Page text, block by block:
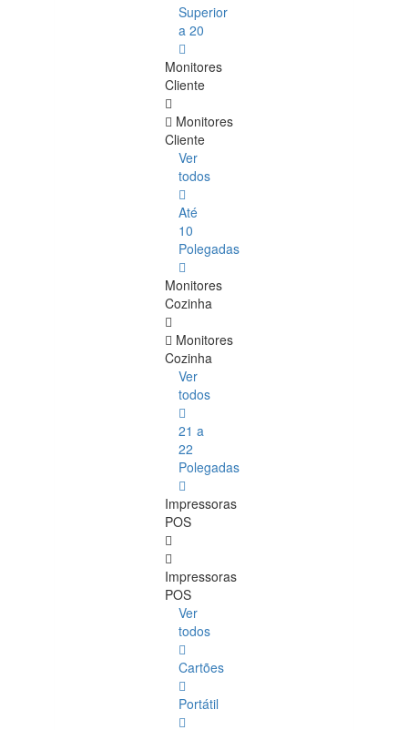
Superior
a 20
Monitores
Cliente
Monitores
Cliente
Ver
todos
Até
10
Polegadas
Monitores
Cozinha
Monitores
Cozinha
Ver
todos
21 a
22
Polegadas
Impressoras
POS
Impressoras
POS
Ver
todos
Cartões
Portátil